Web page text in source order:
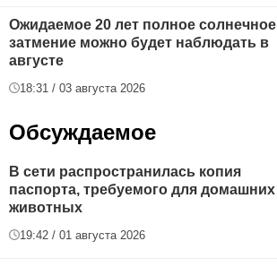
Ожидаемое 20 лет полное солнечное
затмение можно будет наблюдать в
августе
18:31 / 03 августа 2026
Обсуждаемое
В сети распространилась копия
паспорта, требуемого для домашних
животных
19:42 / 01 августа 2026